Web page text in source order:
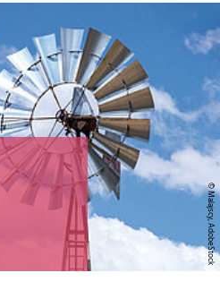
© Malajscy, AdobeStock